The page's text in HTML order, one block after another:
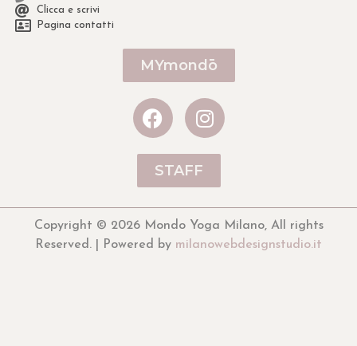
Clicca e scrivi
Pagina contatti
MYmondō
STAFF
Copyright © 2026 Mondo Yoga Milano, All rights
Reserved. | Powered by milanowebdesignstudio.it